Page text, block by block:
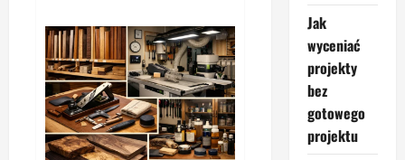
Jak
unikać
błędów
przy
pomiarach
wnętrz
Jak
wyceniać
projekty
bez
gotowego
projektu